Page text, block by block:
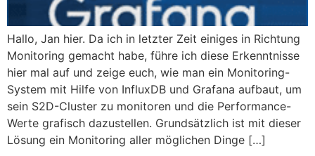
Hallo, Jan hier. Da ich in letzter Zeit einiges in Richtung
Monitoring gemacht habe, führe ich diese Erkenntnisse
hier mal auf und zeige euch, wie man ein Monitoring-
System mit Hilfe von InfluxDB und Grafana aufbaut, um
sein S2D-Cluster zu monitoren und die Performance-
Werte grafisch dazustellen. Grundsätzlich ist mit dieser
Lösung ein Monitoring aller möglichen Dinge […]